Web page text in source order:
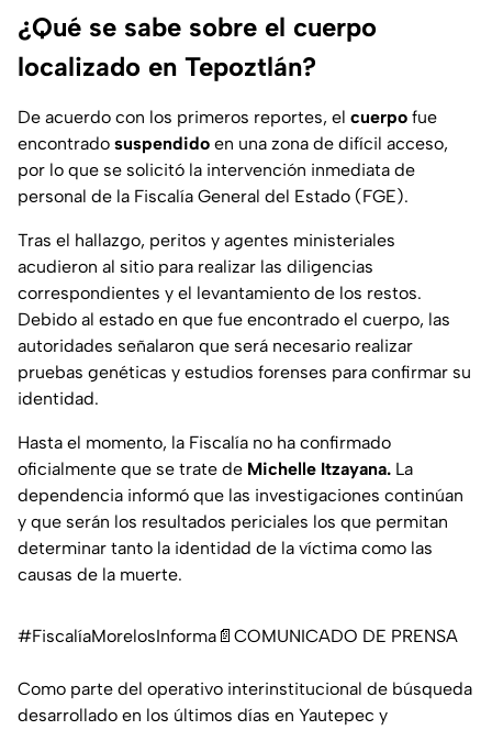
¿Qué se sabe sobre el cuerpo
localizado en Tepoztlán?
De acuerdo con los primeros reportes, el cuerpo fue
encontrado suspendido en una zona de difícil acceso,
por lo que se solicitó la intervención inmediata de
personal de la Fiscalía General del Estado (FGE).
Tras el hallazgo, peritos y agentes ministeriales
acudieron al sitio para realizar las diligencias
correspondientes y el levantamiento de los restos.
Debido al estado en que fue encontrado el cuerpo, las
autoridades señalaron que será necesario realizar
pruebas genéticas y estudios forenses para confirmar su
identidad.
Hasta el momento, la Fiscalía no ha confirmado
oficialmente que se trate de Michelle Itzayana. La
dependencia informó que las investigaciones continúan
y que serán los resultados periciales los que permitan
determinar tanto la identidad de la víctima como las
causas de la muerte.
#FiscalíaMorelosInforma 📄COMUNICADO DE PRENSA
Como parte del operativo interinstitucional de búsqueda
desarrollado en los últimos días en Yautepec y